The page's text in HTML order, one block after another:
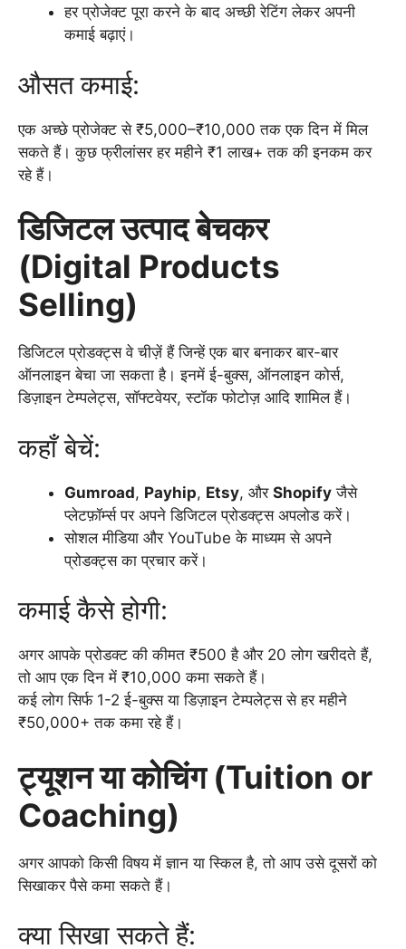
हर प्रोजेक्ट पूरा करने के बाद अच्छी रेटिंग लेकर अपनी
कमाई बढ़ाएं।
औसत कमाई:
एक अच्छे प्रोजेक्ट से ₹5,000–₹10,000 तक एक दिन में मिल
सकते हैं। कुछ फ्रीलांसर हर महीने ₹1 लाख+ तक की इनकम कर
रहे हैं।
डिजिटल उत्पाद बेचकर
(Digital Products
Selling)
डिजिटल प्रोडक्ट्स वे चीज़ें हैं जिन्हें एक बार बनाकर बार-बार
ऑनलाइन बेचा जा सकता है। इनमें ई-बुक्स, ऑनलाइन कोर्स,
डिज़ाइन टेम्पलेट्स, सॉफ्टवेयर, स्टॉक फोटोज़ आदि शामिल हैं।
कहाँ बेचें:
Gumroad, Payhip, Etsy, और Shopify जैसे
प्लेटफ़ॉर्म्स पर अपने डिजिटल प्रोडक्ट्स अपलोड करें।
सोशल मीडिया और YouTube के माध्यम से अपने
प्रोडक्ट्स का प्रचार करें।
कमाई कैसे होगी:
अगर आपके प्रोडक्ट की कीमत ₹500 है और 20 लोग खरीदते हैं,
तो आप एक दिन में ₹10,000 कमा सकते हैं।
कई लोग सिर्फ 1-2 ई-बुक्स या डिज़ाइन टेम्पलेट्स से हर महीने
₹50,000+ तक कमा रहे हैं।
ट्यूशन या कोचिंग (Tuition or
Coaching)
अगर आपको किसी विषय में ज्ञान या स्किल है, तो आप उसे दूसरों को
सिखाकर पैसे कमा सकते हैं।
क्या सिखा सकते हैं: